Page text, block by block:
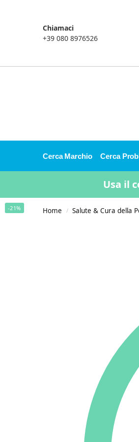
Chiamaci
+39 080 8976526
Cerca Marchio Cerca
Usa il
Home / Salute & Cura della
-21%